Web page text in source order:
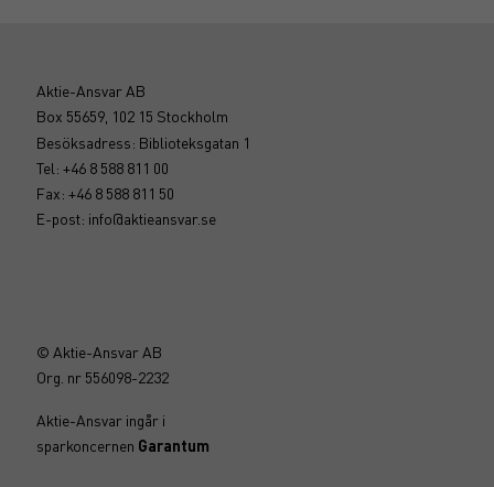
Aktie-Ansvar AB
Box 55659, 102 15 Stockholm
Besöksadress: Biblioteksgatan 1
Tel: +46 8 588 811 00
Fax: +46 8 588 811 50
E-post: info@aktieansvar.se
© Aktie-Ansvar AB
Org. nr 556098-2232
Aktie-Ansvar ingår i
sparkoncernen Garantum